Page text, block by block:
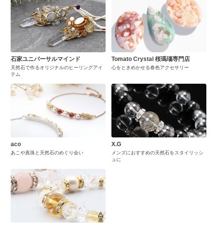
石家ユニバーサルマインド
天然石で作るオリジナルのヒーリングアイ
テム
Tomato Crystal 桜瑪瑙専門店
心をときめかせる春色アクセサリー
aco
あこや真珠と天然石のめぐり会い
X.G
メンズにおすすめの天然石をスタイリッシ
ュに